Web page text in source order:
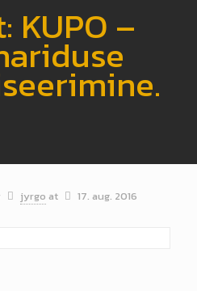
KUPO –
jyrgo at 17. aug. 2016